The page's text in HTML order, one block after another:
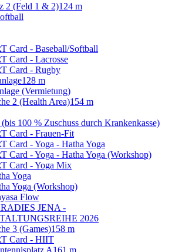
2 (Feld 1 & 2)124 m
Card - Baseball/Softball
Card - Lacrosse
Card - Rugby
128 m
(Vermietung)
2 (Health Area)154 m
100 % Zuschuss durch Krankenkasse)
Card - Frauen-Fit
Card - Yoga - Hatha Yoga
Card - Yoga - Hatha Yoga (Workshop)
Card - Yoga Mix
Yoga
Yoga (Workshop)
Flow
JENA -
2026
3 (Games)158 m
Card - HIIT
A161 m